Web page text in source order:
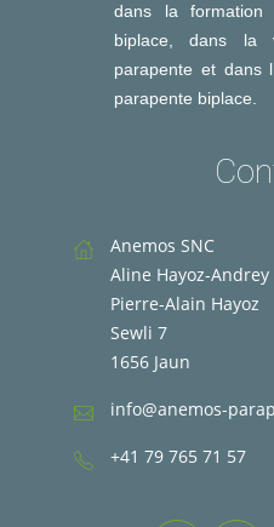
dans la
biplace, dans la
parapente et dans
parapente biplace.
Anemos SNC
Aline Hayoz-Andrey
Pierre-Alain Hayoz
Sewli 7
1656 Jaun
info@anemos-
+41 79 765 71 57